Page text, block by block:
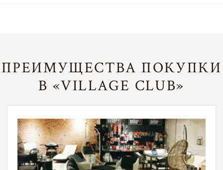
ПРЕИМУЩЕСТВА ПОКУПКИ
В «VILLAGE CLUB»